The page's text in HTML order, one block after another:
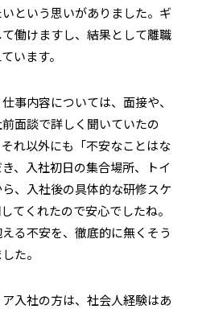
という思いがありました。ギ
働けますし、結果として離職
います。
仕事内容については、面接や、
面談で詳しく聞いていたの
れ以外にも「不安なことはな
、入社初日の集合場所、トイ
、入社後の具体的な研修スケ
てくれたので安心でしたね。
る不安を、徹底的に無くそう
た。
入社の方は、社会人経験はあ